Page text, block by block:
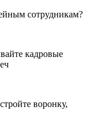
сотрудникам?
кадровые
воронку,